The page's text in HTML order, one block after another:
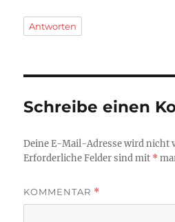
Antworten
Schreibe einen
Deine E-Mail-Adresse wird nicht
Erforderliche Felder sind mit *
KOMMENTAR *